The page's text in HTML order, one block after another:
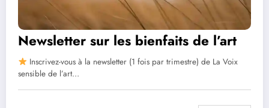
Newsletter sur les bienfaits de l’art
Inscrivez-vous à la newsletter (1 fois par trimestre) de La Voix
sensible de l’art…